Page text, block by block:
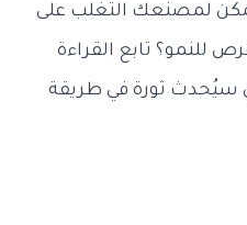
لمصنعك التغلب على
للنمو؟ تابع القراءة
سيُحدث ثورة في طريقة